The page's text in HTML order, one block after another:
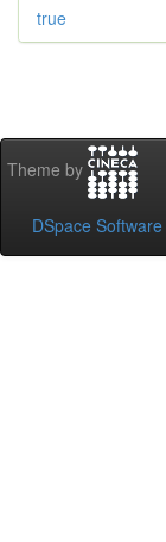
true
Theme by
DSpace Software